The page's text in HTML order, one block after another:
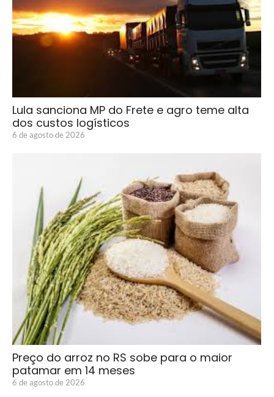
Lula sanciona MP do Frete e agro teme alta
dos custos logísticos
6 de agosto de 2026
Preço do arroz no RS sobe para o maior
patamar em 14 meses
6 de agosto de 2026